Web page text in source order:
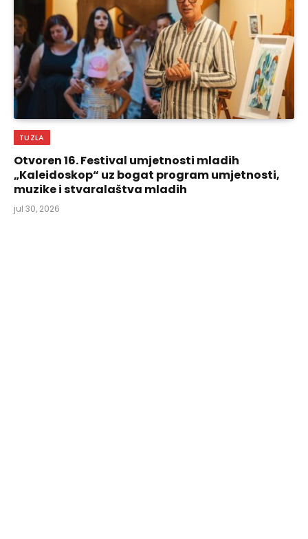
TUZLA
Otvoren 16. Festival umjetnosti mladih
„Kaleidoskop“ uz bogat program umjetnosti,
muzike i stvaralaštva mladih
jul 30, 2026